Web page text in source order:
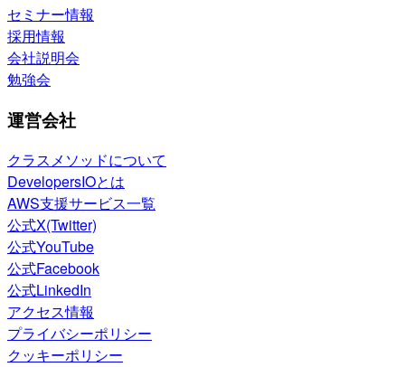
セミナー情報
採用情報
会社説明会
勉強会
運営会社
クラスメソッドについて
DevelopersIOとは
AWS支援サービス一覧
公式X(Twitter)
公式YouTube
公式Facebook
公式LinkedIn
アクセス情報
プライバシーポリシー
クッキーポリシー